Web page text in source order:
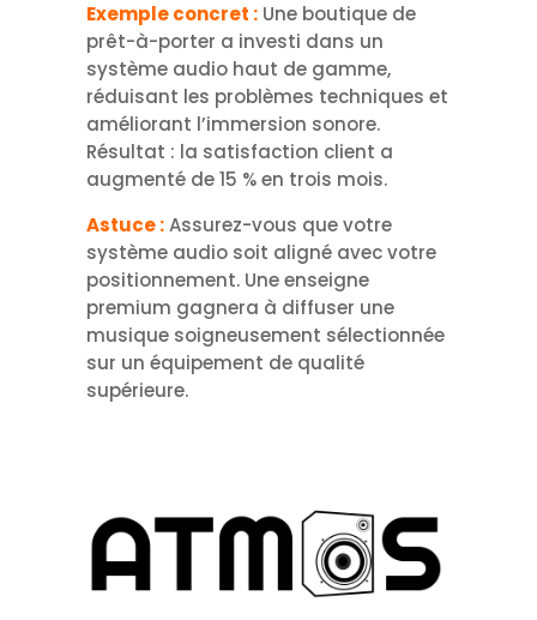
Exemple concret :Une boutique de
prêt-à-porter a investi dans un
système audio haut de gamme,
réduisant les problèmes techniques et
améliorant l’immersion sonore.
Résultat : la satisfaction client a
augmenté de 15 % en trois mois.
Astuce :Assurez-vous que votre
système audio soit aligné avec votre
positionnement. Une enseigne
premium gagnera à diffuser une
musique soigneusement sélectionnée
sur un équipement de qualité
supérieure.